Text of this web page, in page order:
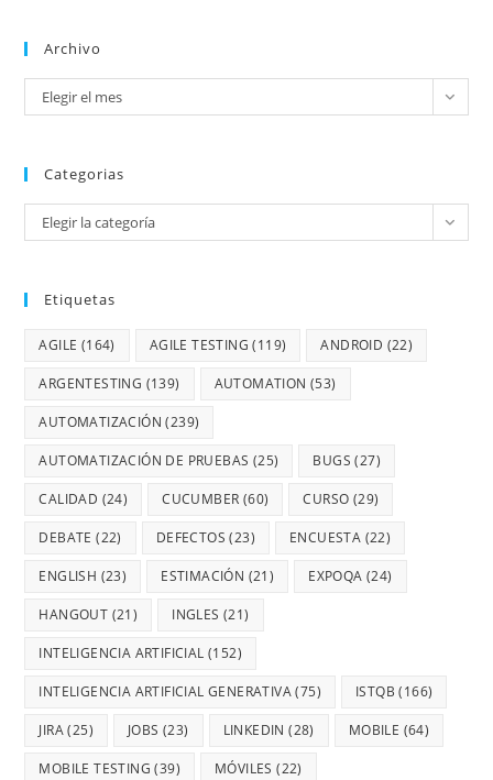
Archivo
Elegir el mes
Categorias
Elegir la categoría
Etiquetas
AGILE (164) AGILE TESTING (119) ANDROID (22)
ARGENTESTING (139) AUTOMATION (53)
AUTOMATIZACIÓN (239)
AUTOMATIZACIÓN DE PRUEBAS (25) BUGS (27)
CALIDAD (24) CUCUMBER (60) CURSO (29)
DEBATE (22) DEFECTOS (23) ENCUESTA (22)
ENGLISH (23) ESTIMACIÓN (21) EXPOQA (24)
HANGOUT (21) INGLES (21)
INTELIGENCIA ARTIFICIAL (152)
INTELIGENCIA ARTIFICIAL GENERATIVA(75) ISTQB (166)
JIRA(25) JOBS (23) LINKEDIN (28) MOBILE (64)
MOBILE TESTING (39) MÓVILES (22)